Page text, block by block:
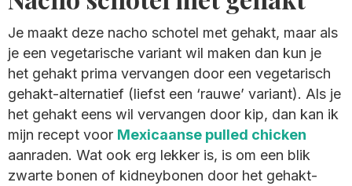
Je maakt deze nacho schotel met gehakt, maar als
je een vegetarische variant wil maken dan kun je
het gehakt prima vervangen door een vegetarisch
gehakt-alternatief (liefst een ‘rauwe’ variant). Als je
het gehakt eens wil vervangen door kip, dan kan ik
mijn recept voor Mexicaanse pulled chicken
aanraden. Wat ook erg lekker is, is om een blik
zwarte bonen of kidneybonen door het gehakt-